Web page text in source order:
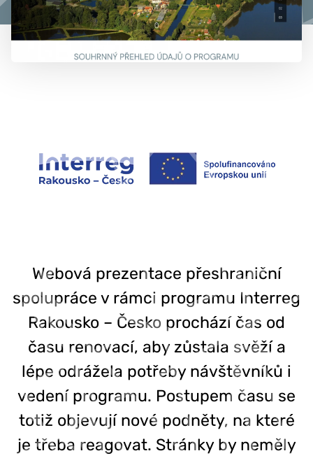
Webová prezentace přeshraniční
spolupráce v rámci programu Interreg
Rakousko – Česko prochází čas od
času renovací, aby zůstala svěží a
lépe odrážela potřeby návštěvníků i
vedení programu. Postupem času se
totiž objevují nové podněty, na které
je třeba reagovat. Stránky by neměly